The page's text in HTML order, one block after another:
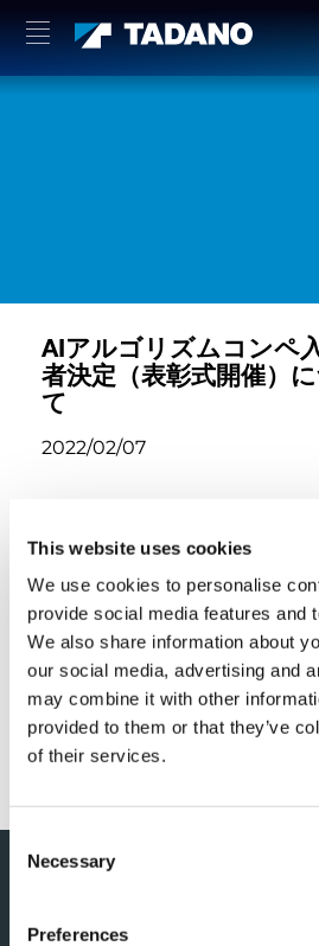
This website uses cookies
We use cookies to personalise
provide social media features and
We also share information about
our social media, advertising and
may combine it with other
provided to them or that they’ve
of their services.
Selection
Necessary
Preferences
AIアルゴリズムコンペ
者決定（表彰式開催）
て
2022/02/07
ズムコンペ「クレーン旋回操作
の表彰式をオンラインにて開催
詳しくは以下のリンクをご覧く
AIアルゴリズムコ
決定（表彰式開催）につ